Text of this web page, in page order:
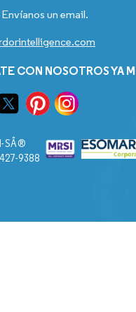
un email.
CON NOSOTROS YA
SÂ®
9388